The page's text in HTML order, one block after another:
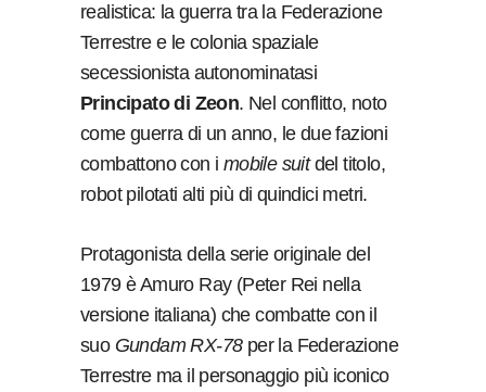
realistica: la guerra tra la Federazione
Terrestre e le colonia spaziale
secessionista autonominatasi
Principato di Zeon. Nel conflitto, noto
come guerra di un anno, le due fazioni
combattono con i mobile suitdel titolo,
robot pilotati alti più di quindici metri.
Protagonista della serie originale del
1979 è Amuro Ray (Peter Rei nella
versione italiana) che combatte con il
suo Gundam RX-78per la Federazione
Terrestre ma il personaggio più iconico